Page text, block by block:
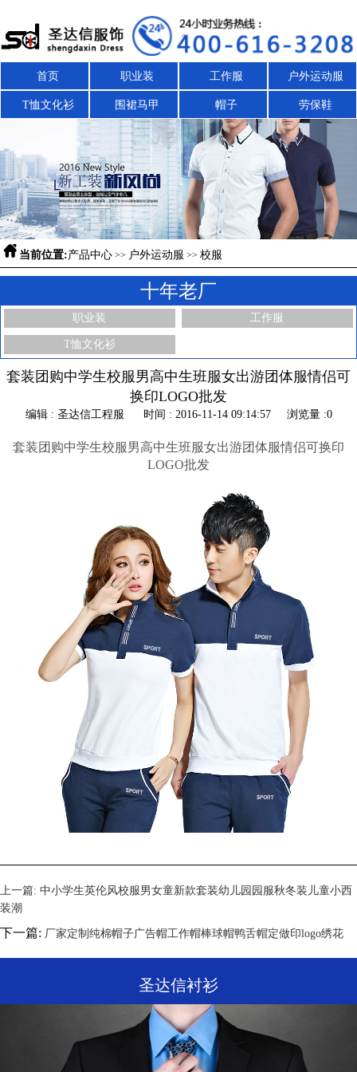
首页 职业装 工作服 户外运动服
T恤文化衫 围裙马甲 帽子 劳保鞋
 当前位置:产品中心 >> 户外运动服 >> 校服
十年老厂
职业装 工作服
T恤文化衫
套装团购中学生校服男高中生班服女出游团体服情侣可
换印LOGO批发
编辑 : 圣达信工程服 时间 : 2016-11-14 09:14:57 浏览量 :0
套装团购中学生校服男高中生班服女出游团体服情侣可换印
LOGO批发
上一篇: 中小学生英伦风校服男女童新款套装幼儿园园服秋冬装儿童小西
装潮
下一篇: 厂家定制纯棉帽子广告帽工作帽棒球帽鸭舌帽定做印logo绣花
圣达信衬衫